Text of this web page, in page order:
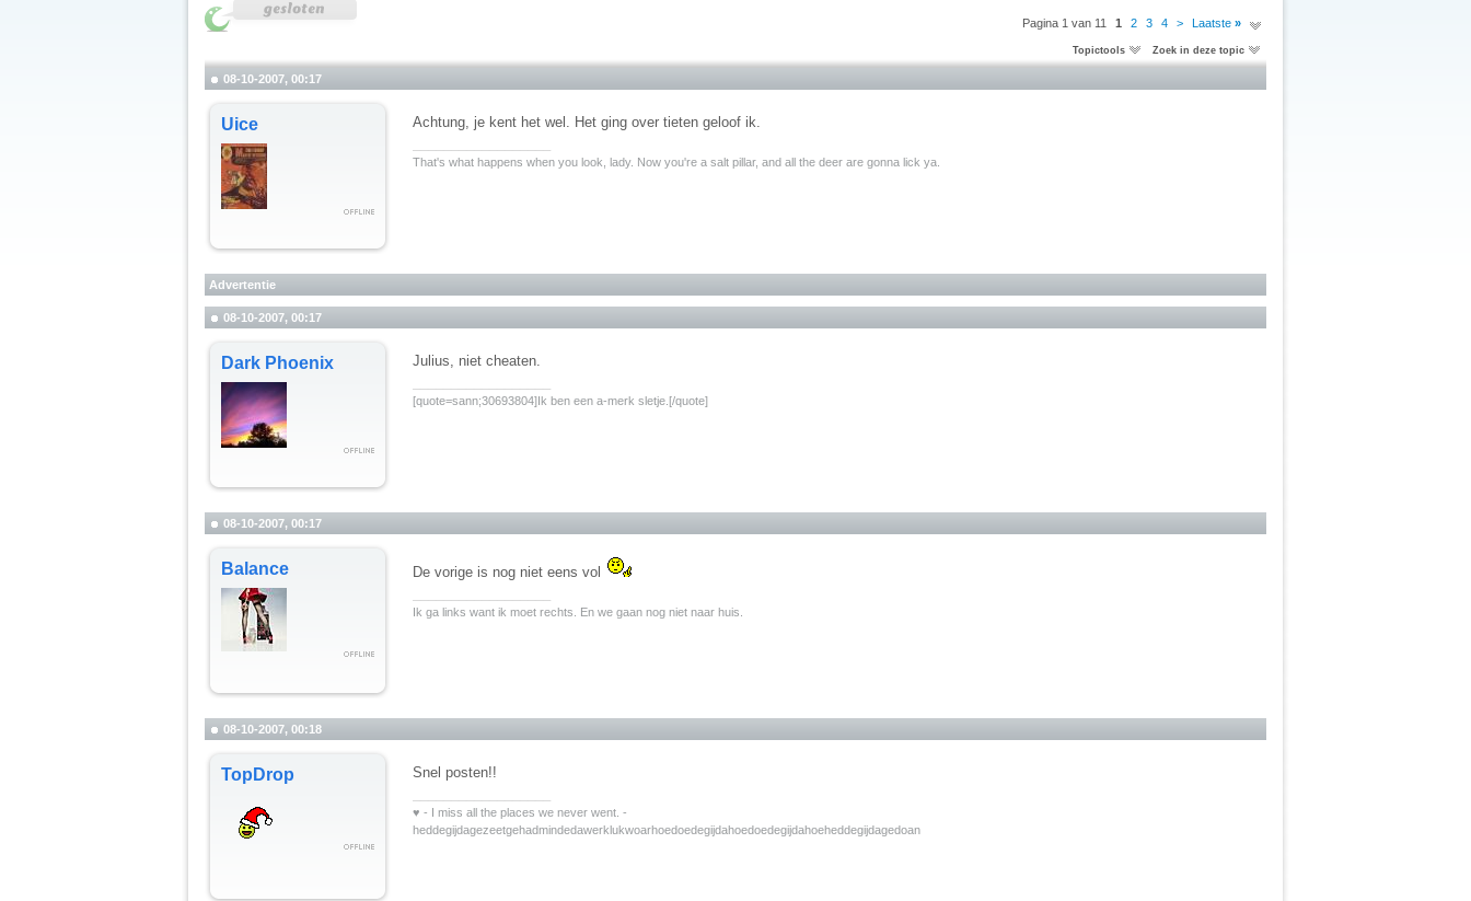
Pagina 1 van 11 1 2 3 4 > Laatste »
Topictools Zoek in deze topic
08-10-2007, 00:17
Uice
Achtung, je kent het wel. Het ging over tieten geloof ik.
That's what happens when you look, lady. Now you're a salt pillar, and all the deer are gonna lick ya.
Advertentie
08-10-2007, 00:17
Dark Phoenix
Julius, niet cheaten.
[quote=sann;30693804]Ik ben een a-merk sletje.[/quote]
08-10-2007, 00:17
Balance
De vorige is nog niet eens vol
Ik ga links want ik moet rechts. En we gaan nog niet naar huis.
08-10-2007, 00:18
TopDrop
Snel posten!!
♥ - I miss all the places we never went. -
heddegijdagezeetgehadmindedawerklukwoarhoedoedegijdahoedoedegijdahoeheddegijdagedoan